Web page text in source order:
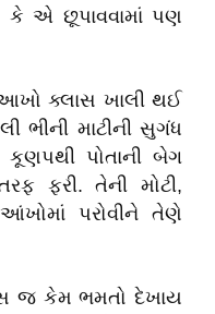
એ છૂપાવવામાં પણ
ક્લાસ ખાલી થઈ
ભીની માટીની સુગંધ
પોતાની બેગ
ફરી. તેની મોટી,
પરોવીને તેણે
જ કેમ ભમતો દેખાય